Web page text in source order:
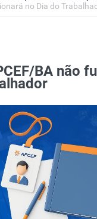
no Dia do
BA não